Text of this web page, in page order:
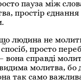
пауза між
простір єднання
людина не
просто
вона справді
молитва, бо
так само